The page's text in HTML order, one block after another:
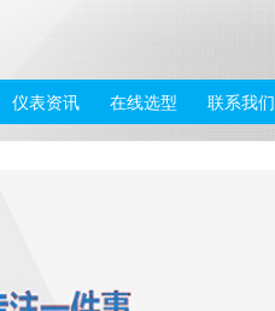
仪表资讯 在线选型 联系我们